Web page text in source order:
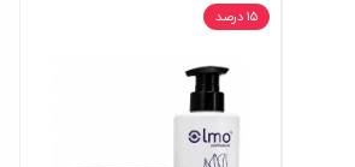
۱۵ درصد